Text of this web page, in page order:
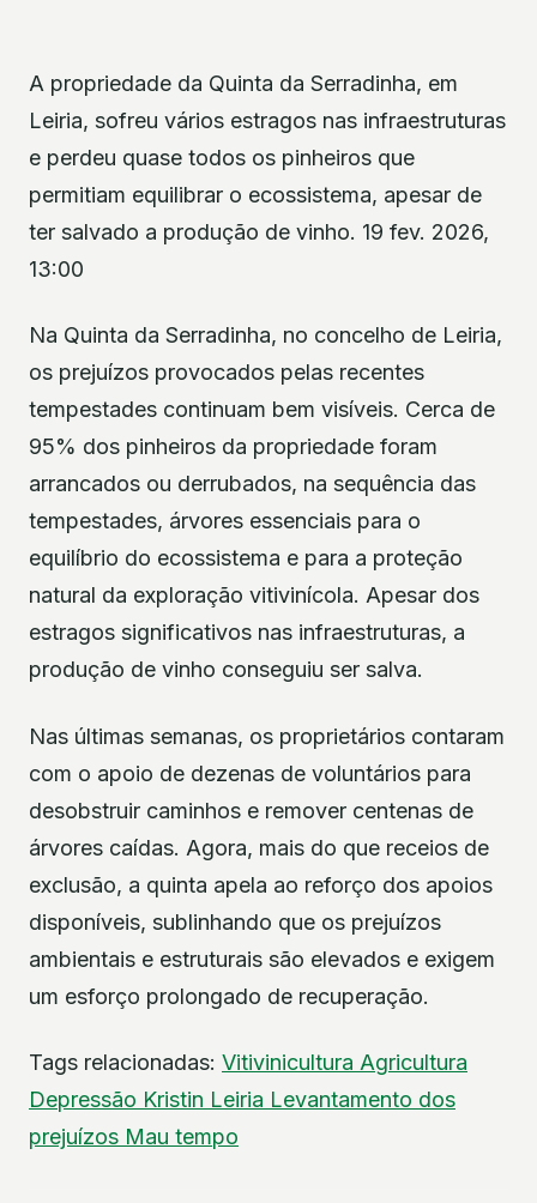
A propriedade da Quinta da Serradinha, em
Leiria, sofreu vários estragos nas infraestruturas
e perdeu quase todos os pinheiros que
permitiam equilibrar o ecossistema, apesar de
ter salvado a produção de vinho. 19 fev. 2026,
13:00
Na Quinta da Serradinha, no concelho de Leiria,
os prejuízos provocados pelas recentes
tempestades continuam bem visíveis. Cerca de
95% dos pinheiros da propriedade foram
arrancados ou derrubados, na sequência das
tempestades, árvores essenciais para o
equilíbrio do ecossistema e para a proteção
natural da exploração vitivinícola. Apesar dos
estragos significativos nas infraestruturas, a
produção de vinho conseguiu ser salva.
Nas últimas semanas, os proprietários contaram
com o apoio de dezenas de voluntários para
desobstruir caminhos e remover centenas de
árvores caídas. Agora, mais do que receios de
exclusão, a quinta apela ao reforço dos apoios
disponíveis, sublinhando que os prejuízos
ambientais e estruturais são elevados e exigem
um esforço prolongado de recuperação.
Tags relacionadas: Vitivinicultura Agricultura
Depressão Kristin Leiria Levantamento dos
prejuízos Mau tempo